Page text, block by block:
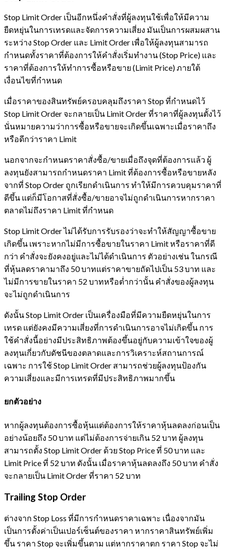
Stop Limit Order เป็นอีกหนึ่งคำสั่งที่ผู้ลงทุนใช้เพื่อให้มีความ
ยืดหยุ่นในการเทรดและจัดการความเสี่ยง มันเป็นการผสมผสาน
ระหว่าง Stop Order และ Limit Order เพื่อให้ผู้ลงทุนสามารถ
กำหนดทั้งราคาที่ต้องการให้คำสั่งเริ่มทำงาน (Stop Price) และ
ราคาที่ต้องการให้ทำการซื้อหรือขาย (Limit Price) ภายใต้
เงื่อนไขที่กำหนด
เมื่อราคาของสินทรัพย์ครอบคลุมถึงราคา Stop ที่กำหนดไว้
Stop Limit Order จะกลายเป็น Limit Order ที่ราคาที่ผู้ลงทุนตั้งไว้
นั่นหมายความว่าการซื้อหรือขายจะเกิดขึ้นเฉพาะเมื่อราคาถึง
หรือดีกว่าราคา Limit
นอกจากจะกำหนดราคาสั่งซื้อ/ขายเมื่อถึงจุดที่ต้องการแล้ว ผู้
ลงทุนยังสามารถกำหนดราคา Limit ที่ต้องการซื้อหรือขายหลัง
จากที่ Stop Order ถูกเรียกดำเนินการ ทำให้มีการควบคุมราคาที่
ดีขึ้น แต่ก็มีโอกาสที่สั่งซื้อ/ขายอาจไม่ถูกดำเนินการหากราคา
ตลาดไม่ถึงราคา Limit ที่กำหนด
Stop Limit Order ไม่ได้รับการรับรองว่าจะทำให้สัญญาซื้อขาย
เกิดขึ้น เพราะหากไม่มีการซื้อขายในราคา Limit หรือราคาที่ดี
กว่า คำสั่งจะยังคงอยู่และไม่ได้ดำเนินการ ตัวอย่างเช่น ในกรณี
ที่หุ้นลดราคามาถึง 50 บาทแต่ราคาขายถัดไปเป็น 53 บาท และ
ไม่มีการขายในราคา 52 บาทหรือต่ำกว่านั้น คำสั่งของผู้ลงทุน
จะไม่ถูกดำเนินการ
ดังนั้น Stop Limit Order เป็นเครื่องมือที่มีความยืดหยุ่นในการ
เทรด แต่ยังคงมีความเสี่ยงที่การดำเนินการอาจไม่เกิดขึ้น การ
ใช้คำสั่งนี้อย่างมีประสิทธิภาพต้องขึ้นอยู่กับความเข้าใจของผู้
ลงทุนเกี่ยวกับดัชนีของตลาดและการวิเคราะห์สถานการณ์
เฉพาะ การใช้ Stop Limit Order สามารถช่วยผู้ลงทุนป้องกัน
ความเสี่ยงและมีการเทรดที่มีประสิทธิภาพมากขึ้น
ยกตัวอย่าง
หากผู้ลงทุนต้องการซื้อหุ้นแต่ต้องการให้ราคาหุ้นลดลงก่อนเป็น
อย่างน้อยถึง 50 บาท แต่ไม่ต้องการจ่ายเกิน 52 บาท ผู้ลงทุน
สามารถตั้ง Stop Limit Order ด้วย Stop Price ที่ 50 บาท และ
Limit Price ที่ 52 บาท ดังนั้น เมื่อราคาหุ้นลดลงถึง 50 บาท คำสั่ง
จะกลายเป็น Limit Order ที่ราคา 52 บาท
Trailing Stop Order
ต่างจาก Stop Loss ที่มีการกำหนดราคาเฉพาะ เนื่องจากมัน
เป็นการตั้งค่าเป็นเปอร์เซ็นต์ของราคา หากราคาสินทรัพย์เพิ่ม
ขึ้น ราคา Stop จะเพิ่มขึ้นตาม แต่หากราคาตก ราคา Stop จะไม่